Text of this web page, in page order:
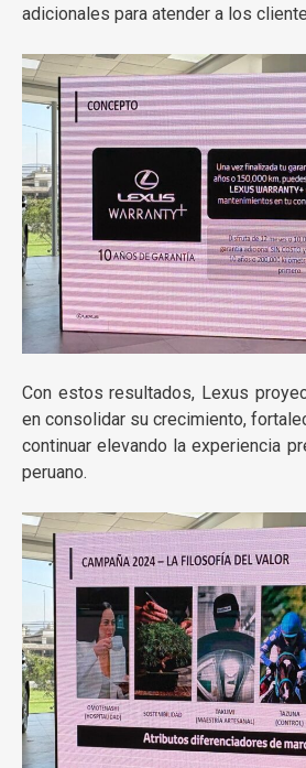
adicionales para atender a los
Con estos resultados, Lexus
en consolidar su crecimiento,
continuar elevando la experiencia
peruano.